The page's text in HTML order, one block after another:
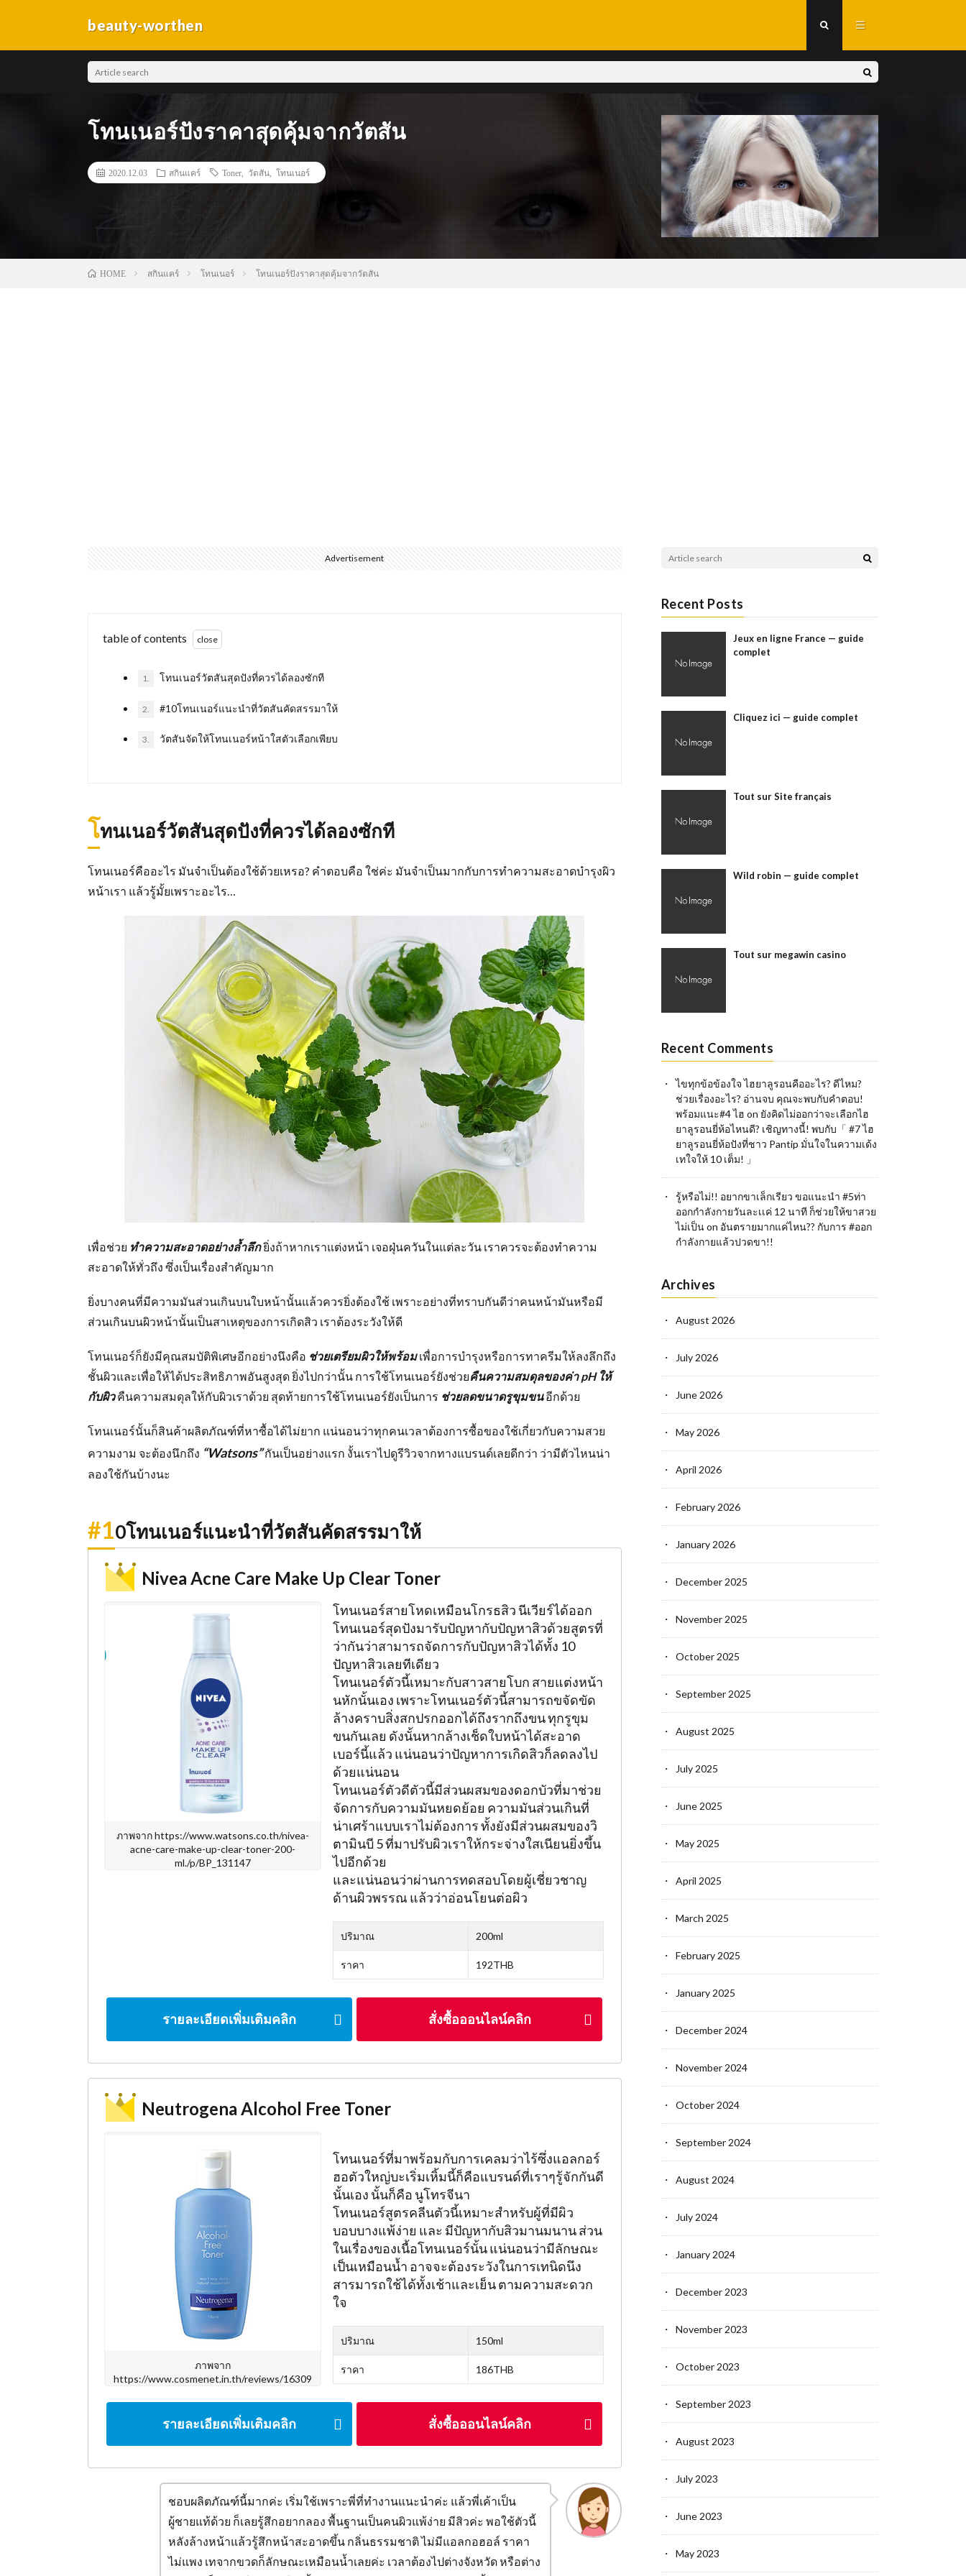
beauty-worthen
โทนเนอร์ปังราคาสุดคุ้มจากวัตสัน
2020.12.03 สกินแคร์ Toner วัตสัน โทนเนอร์
HOME สกินแคร์ โทนเนอร์ โทนเนอร์ปังราคาสุดคุ้มจากวัตสัน
Advertisement
table of contents
1. โทนเนอร์วัตสันสุดปังที่ควรได้ลองซักที
2. #10โทนเนอร์แนะนำที่วัตสันคัดสรรมาให้
3. วัตสันจัดให้โทนเนอร์หน้าใสตัวเลือกเพียบ
โทนเนอร์วัตสันสุดปังที่ควรได้ลองซักที
โทนเนอร์คืออะไร มันจำเป็นต้องใช้ด้วยเหรอ? คำตอบคือ ใช่ค่ะ มันจำเป็นมากกับการทำความสะอาดบำรุงผิว
หน้าเรา แล้วรู้มั้ยเพราะอะไร…
เพื่อช่วย ทำความสะอาดอย่างล้ำลึกยิ่งถ้าหากเราแต่งหน้า เจอฝุ่นควันในแต่ละวัน เราควรจะต้องทำความ
สะอาดให้ทั่วถึง ซึ่งเป็นเรื่องสำคัญมาก
ยิ่งบางคนที่มีความมันส่วนเกินบนใบหน้านั้นแล้วควรยิ่งต้องใช้ เพราะอย่างที่ทราบกันดีว่าคนหน้ามันหรือมี
ส่วนเกินบนผิวหน้านั้นเป็นสาเหตุของการเกิดสิว เราต้องระวังให้ดี
โทนเนอร์ก็ยังมีคุณสมบัติพิเศษอีกอย่างนึงคือ ช่วยเตรียมผิวให้พร้อมเพื่อการบำรุงหรือการทาครีมให้ลงลึกถึง
ชั้นผิวและเพื่อให้ได้ประสิทธิภาพอันสูงสุด ยิ่งไปกว่านั้น การใช้โทนเนอร์ยังช่วยคืนความสมดุลของค่า pH ให้
กับผิวคืนความสมดุลให้กับผิวเราด้วย สุดท้ายการใช้โทนเนอร์ยังเป็นการ ช่วยลดขนาดรูขุมขนอีกด้วย
โทนเนอร์นั้นก็สินค้าผลิตภัณฑ์ที่หาซื้อได้ไม่ยาก แน่นอนว่าทุกคนเวลาต้องการซื้อของใช้เกี่ยวกับความสวย
ความงาม จะต้องนึกถึง “Watsons”กันเป็นอย่างแรก งั้นเราไปดูรีวิวจากทางแบรนด์เลยดีกว่า ว่ามีตัวไหนน่า
ลองใช้กันบ้างนะ
#10โทนเนอร์แนะนำที่วัตสันคัดสรรมาให้
Nivea Acne Care Make Up Clear Toner
ภาพจาก https://www.watsons.co.th/nivea-
acne-care-make-up-clear-toner-200-
ml./p/BP_131147
โทนเนอร์สายโหดเหมือนโกรธสิว นีเวียร์ได้ออก
โทนเนอร์สุดปังมารับปัญหากับปัญหาสิวด้วยสูตรที่
ว่ากันว่าสามารถจัดการกับปัญหาสิวได้ทั้ง 10
ปัญหาสิวเลยทีเดียว
โทนเนอร์ตัวนี้เหมาะกับสาวสายโบก สายแต่งหน้า
นหักนั้นเอง เพราะโทนเนอร์ตัวนี้สามารถขจัดขัด
ล้างคราบสิ่งสกปรกออกได้ถึงรากถึงขน ทุกรูขุม
ขนกันเลย ดังนั้นหากล้างเช็ดใบหน้าได้สะอาด
เบอร์นี้แล้ว แน่นอนว่าปัญหาการเกิดสิวก็ลดลงไป
ด้วยแน่นอน
โทนเนอร์ตัวดีตัวนี้มีส่วนผสมของดอกบัวที่มาช่วย
จัดการกับความมันหยดย้อย ความมันส่วนเกินที่
น่าเศร้าแบบเราไม่ต้องการ ทั้งยังมีส่วนผสมของวิ
ตามินบี 5 ที่มาปรับผิวเราให้กระจ่างใสเนียนยิ่งขึ้น
ไปอีกด้วย
และแน่นอนว่าผ่านการทดสอบโดยผู้เชี่ยวชาญ
ด้านผิวพรรณ แล้วว่าอ่อนโยนต่อผิว
ปริมาณ 200ml
ราคา 192THB
รายละเอียดเพิ่มเติมคลิก สั่งซื้อออนไลน์คลิก
Neutrogena Alcohol Free Toner
ภาพจาก
https://www.cosmenet.in.th/reviews/16309
โทนเนอร์ที่มาพร้อมกับการเคลมว่าไร้ซึ่งแอลกอร์
ฮอตัวใหญ่บะเริ่มเหิ้มนี้ก็คือแบรนด์ที่เราๆรู้จักกันดี
นั้นเอง นั้นก็คือ นูโทรจีนา
โทนเนอร์สูตรคลีนตัวนี้เหมาะสำหรับผู้ที่มีผิว
บอบบางแพ้ง่าย และ มีปัญหากับสิวมานมนาน ส่วน
ในเรื่องของเนื้อโทนเนอร์นั้น แน่นอนว่ามีลักษณะ
เป็นเหมือนน้ำ อาจจะต้องระวังในการเทนิดนึง
สารมารถใช้ได้ทั้งเช้าและเย็น ตามความสะดวก
ใจ
ปริมาณ 150ml
ราคา 186THB
รายละเอียดเพิ่มเติมคลิก สั่งซื้อออนไลน์คลิก
ชอบผลิตภัณฑ์นี้มากค่ะ เริ่มใช้เพราะพี่ที่ทำงานแนะนำค่ะ แล้วพี่เค้าเป็น
ผู้ชายแท้ด้วย ก็เลยรู้สึกอยากลอง พื้นฐานเป็นคนผิวแพ้ง่าย มีสิวค่ะ พอใช้ตัวนี้
หลังล้างหน้าแล้วรู้สึกหน้าสะอาดขึ้น กลิ่นธรรมชาติ ไม่มีแอลกอฮอล์ ราคา
ไม่แพง เทจากขวดก็ลักษณะเหมือนน้ำเลยค่ะ เวลาต้องไปต่างจังหวัด หรือต่าง
Recent Posts
Jeux en ligne France — guide
complet
Cliquez ici — guide complet
Tout sur Site français
Wild robin — guide complet
Tout sur megawin casino
Recent Comments
ไขทุกข้อข้องใจ ไฮยาลูรอนคืออะไร? ดีไหม?
ช่วยเรื่องอะไร? อ่านจบ คุณจะพบกับคำตอบ!
พร้อมแนะ#4 ไฮ on ยังคิดไม่ออกว่าจะเลือกไฮ
ยาลูรอนยี่ห้อไหนดี? เชิญทางนี้! พบกับ「 #7 ไฮ
ยาลูรอนยี่ห้อปังที่ชาว Pantip มั่นใจในความเด้ง
เทใจให้ 10 เต็ม! 」
รู้หรือไม่!! อยากขาเล็กเรียว ขอแนะนำ #5ท่า
ออกกำลังกายวันละเเค่ 12 นาที ก็ช่วยให้ขาสวย
ไม่เป็นon อันตรายมากแค่ไหน?? กับการ #ออก
กำลังกายแล้วปวดขา!!
Archives
August 2026
July 2026
June 2026
May 2026
April 2026
February 2026
January 2026
December 2025
November 2025
October 2025
September 2025
August 2025
July 2025
June 2025
May 2025
April 2025
March 2025
February 2025
January 2025
December 2024
November 2024
October 2024
September 2024
August 2024
July 2024
January 2024
December 2023
November 2023
October 2023
September 2023
August 2023
July 2023
June 2023
May 2023